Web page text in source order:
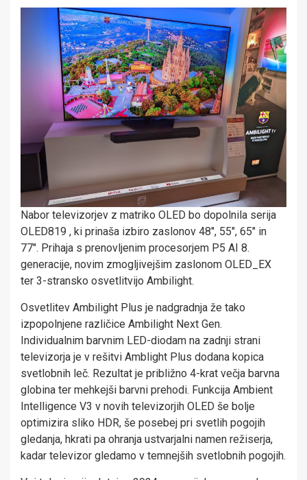
Nabor televizorjev z matriko OLED bo dopolnila serija
OLED819 , ki prinaša izbiro zaslonov 48″, 55″, 65″ in
77″. Prihaja s prenovljenim procesorjem P5 AI 8.
generacije, novim zmogljivejšim zaslonom OLED_EX
ter 3-stransko osvetlitvijo Ambilight.
Osvetlitev Ambilight Plus je nadgradnja že tako
izpopolnjene različice Ambilight Next Gen.
Individualnim barvnim LED-diodam na zadnji strani
televizorja je v rešitvi Amblight Plus dodana kopica
svetlobnih leč. Rezultat je približno 4-krat večja barvna
globina ter mehkejši barvni prehodi. Funkcija Ambient
Intelligence V3 v novih televizorjih OLED še bolje
optimizira sliko HDR, še posebej pri svetlih pogojih
gledanja, hkrati pa ohranja ustvarjalni namen režiserja,
kadar televizor gledamo v temnejših svetlobnih pogojih.